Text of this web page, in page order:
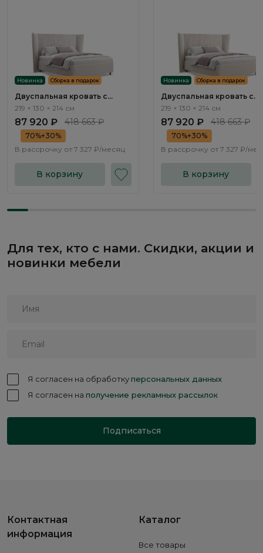
Новинка Сборка в подарок
Двуспальная кровать с
подъемным механизмом
219 × 130 × 214 см
87 920 ₽ 418 663 ₽
70%+30%
В рассрочку от 7 327 ₽/месяц
В корзину
Новинка Сборка в подарок
Двуспальная кровать с
подъемным механизмом
219 × 130 × 214 см
87 920 ₽ 418 663 ₽
70%+30%
В рассрочку от 7 327 ₽/
В корзину
Для тех, кто с нами. Скидки, акции и
новинки мебели
Я согласен на обработкуперсональных данных
Я согласен на получение рекламных рассылок
Подписаться
Контактная
информация
Каталог
Все товары